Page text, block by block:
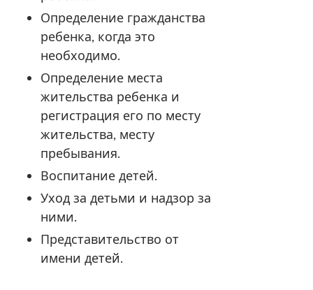
Определение гражданства
ребенка, когда это
необходимо.
Определение места
жительства ребенка и
регистрация его по месту
жительства, месту
пребывания.
Воспитание детей.
Уход за детьми и надзор за
ними.
Представительство от
имени детей.